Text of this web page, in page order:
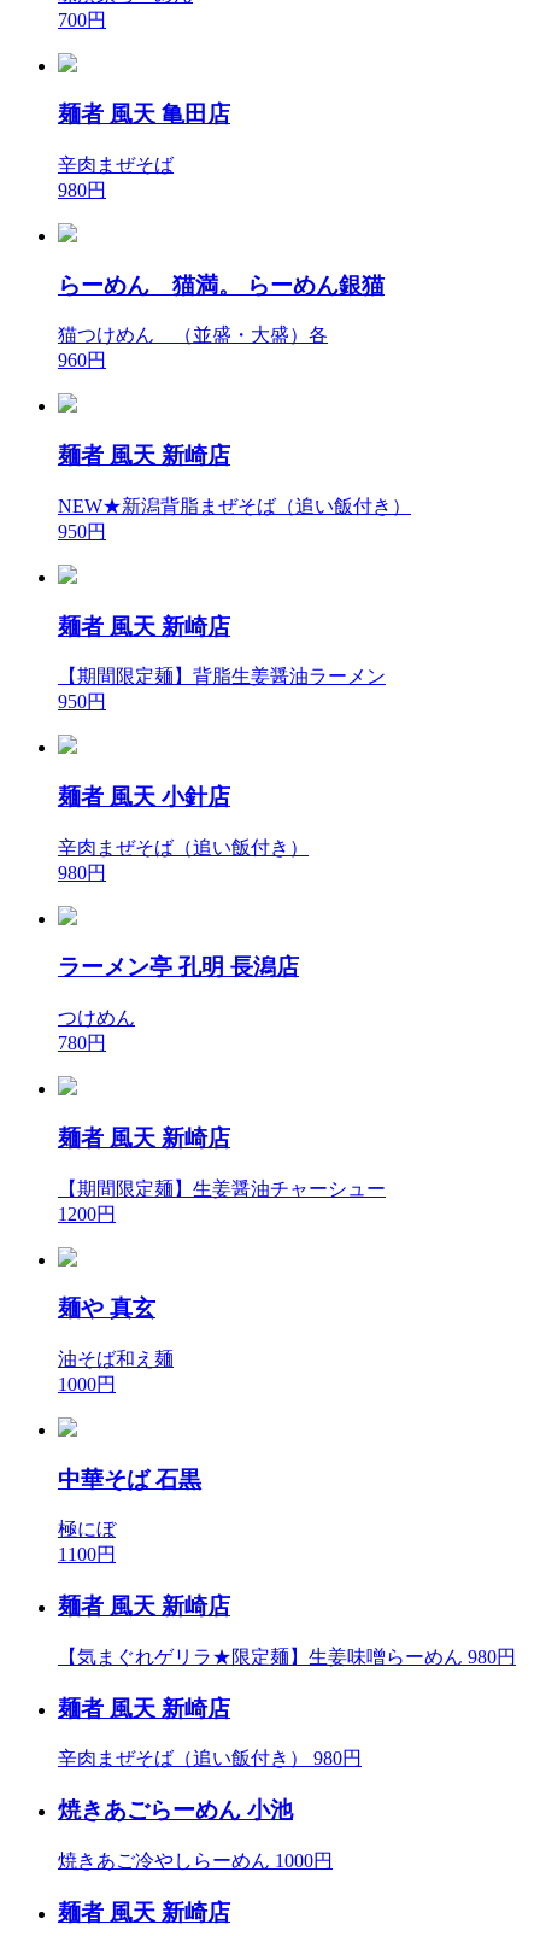
700円
麺者 風天 亀田店
辛肉まぜそば
980円
らーめん 猫満。 らーめん銀猫
猫つけめん （並盛・大盛）各
960円
麺者 風天 新崎店
NEW★新潟背脂まぜそば（追い飯付き）
950円
麺者 風天 新崎店
【期間限定麺】背脂生姜醤油ラーメン
950円
麺者 風天 小針店
辛肉まぜそば（追い飯付き）
980円
ラーメン亭 孔明 長潟店
つけめん
780円
麺者 風天 新崎店
【期間限定麺】生姜醤油チャーシュー
1200円
麺や 真玄
油そば和え麺
1000円
中華そば 石黒
極にぼ
1100円
麺者 風天 新崎店
【気まぐれゲリラ★限定麺】生姜味噌らーめん 980円
麺者 風天 新崎店
辛肉まぜそば（追い飯付き） 980円
焼きあごらーめん 小池
焼きあご冷やしらーめん 1000円
麺者 風天 新崎店